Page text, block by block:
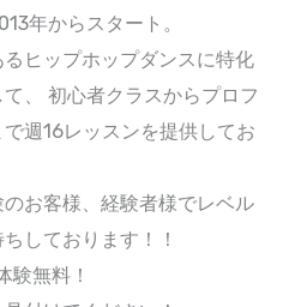
年からスタート。
ヒップホップダンスに特化
、 初心者クラスからプロフ
週16レッスンを提供してお
お客様、経験者様でレベル
しております！！
験無料！